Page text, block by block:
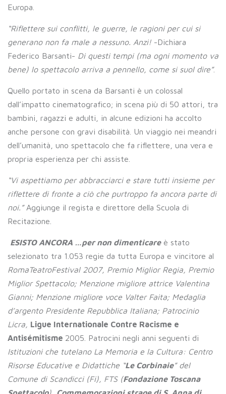
Europa.
“Riflettere sui conflitti, le guerre, le ragioni per cui si
generano non fa male a nessuno. Anzi! -Dichiara
Federico Barsanti- Di questi tempi (ma ogni momento va
bene) lo spettacolo arriva a pennello, come si suol dire”.
Quello portato in scena da Barsanti è un colossal
dall’impatto cinematografico; in scena più di 50 attori, tra
bambini, ragazzi e adulti, in alcune edizioni ha accolto
anche persone con gravi disabilità. Un viaggio nei meandri
dell’umanità, uno spettacolo che fa riflettere, una vera e
propria esperienza per chi assiste.
“Vi aspettiamo per abbracciarci e stare tutti insieme per
riflettere di fronte a ciò che purtroppo fa ancora parte di
noi.”Aggiunge il regista e direttore della Scuola di
Recitazione.
ESISTO ANCORA …per non dimenticareè stato
selezionato tra 1.053 regie da tutta Europa e vincitore al
RomaTeatroFestival 2007, Premio Miglior Regia, Premio
Miglior Spettacolo; Menzione migliore attrice Valentina
Gianni; Menzione migliore voce Valter Faita; Medaglia
d’argento Presidente Repubblica Italiana; Patrocinio
Licra, Ligue Internationale Contre Racisme e
Antisémitisme 2005. Patrocini negli anni seguenti di
Istituzioni che tutelano La Memoria e la Cultura: Centro
Risorse Educative e Didattiche “Le Corbinaie” del
Comune di Scandicci (Fi), FTS (Fondazione Toscana